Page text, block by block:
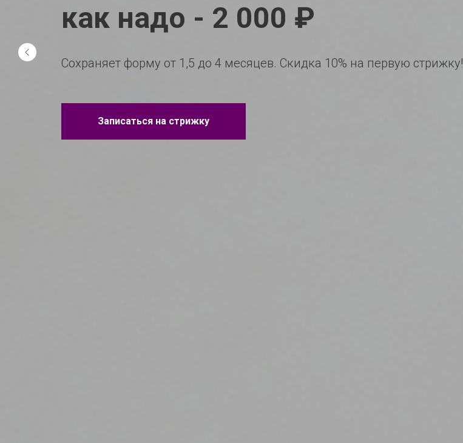
как надо - 2 000 ₽
Сохраняет форму от 1,5 до 4 месяцев. Скидка 10% на первую стрижку!
Записаться на стрижку